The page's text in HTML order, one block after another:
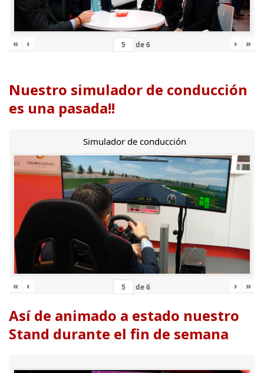
« ‹ de6 › »
Nuestro simulador de conducción
es una pasada!!
Simulador de conducción
« ‹ de6 › »
Así de animado a estado nuestro
Stand durante el fin de semana